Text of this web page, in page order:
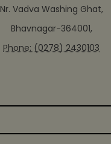
Nr. Vadva Washing Ghat,
Bhavnagar-364001,
Phone: (0278) 2430103